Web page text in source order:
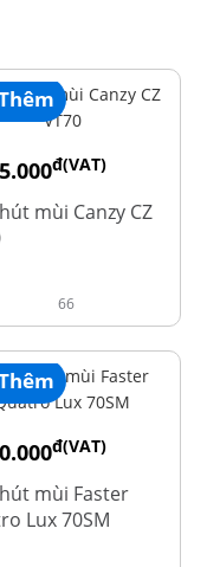
đ(VAT)
mùi Canzy CZ
66
đ(VAT)
mùi Faster
Lux 70SM